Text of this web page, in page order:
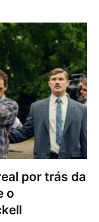
por trás da
o